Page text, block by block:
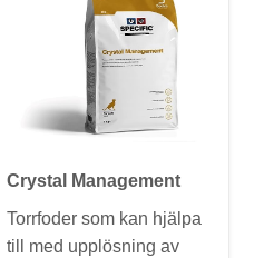
Crystal Management
Torrfoder som kan hjälpa
till med upplösning av